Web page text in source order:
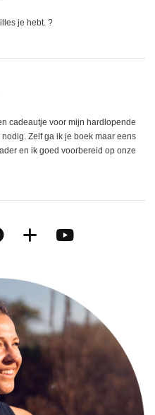
je hebt. ?
cadeautje voor mijn hardlopende
Zelf ga ik je boek maar eens
en ik goed voorbereid op onze